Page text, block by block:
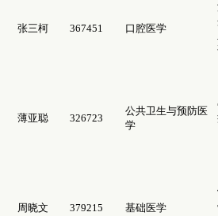
张三柯 367451 口腔医学
薄亚聪 326723
公共卫生与预防医
学
周晓文 379215 基础医学